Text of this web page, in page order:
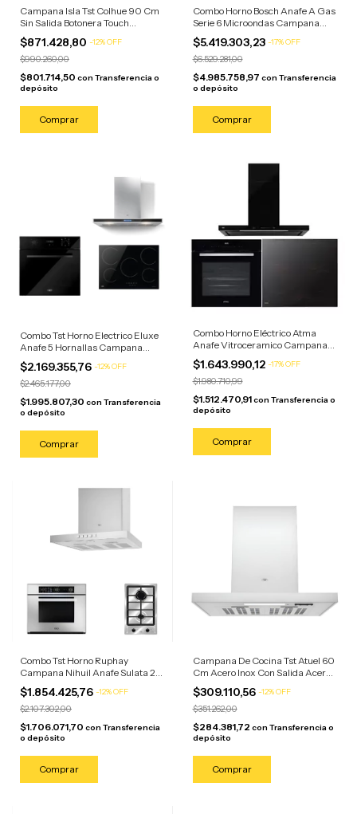
Campana Isla Tst Colhue 90 Cm
Sin Salida Botonera Touch
Plateado
$871.428,80 -12%OFF
$990.260,00
$801.714,50 con Transferencia o
depósito
Combo Horno Bosch Anafe A Gas
Serie 6 Microondas Campana
Acero Inoxidable / Microondas
Negro
$5.419.303,23 -17%OFF
$6.529.281,00
$4.985.758,97 con Transferencia
o depósito
Combo Tst Horno Electrico Eluxe
Anafe 5 Hornallas Campana
Negro
$2.169.355,76 -12%OFF
$2.465.177,00
$1.995.807,30 con Transferencia
o depósito
Combo Horno Eléctrico Atma
Anafe Vitroceramico Campana
Negra Negro
$1.643.990,12 -17%OFF
$1.980.710,99
$1.512.470,91con Transferencia o
depósito
Combo Tst Horno Ruphay
Campana Nihuil Anafe Sulata 2
Hornallas Acero Inoxidable
$1.854.425,76 -12%OFF
$2.107.302,00
$1.706.071,70 con Transferencia
o depósito
Campana De Cocina Tst Atuel 60
Cm Acero Inox Con Salida Acero
Inoxidable Cuadrada
$309.110,56 -12%OFF
$351.262,00
$284.381,72 con Transferencia o
depósito